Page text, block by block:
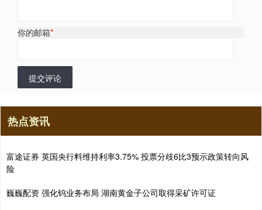
你的邮箱*
提交评论
热点资讯
富途证券 英国央行料维持利率3.75% 投票分歧6比3预示政策转向风
险
巍巍配资 强化钨业务布局 湖南黄金子公司取得采矿许可证